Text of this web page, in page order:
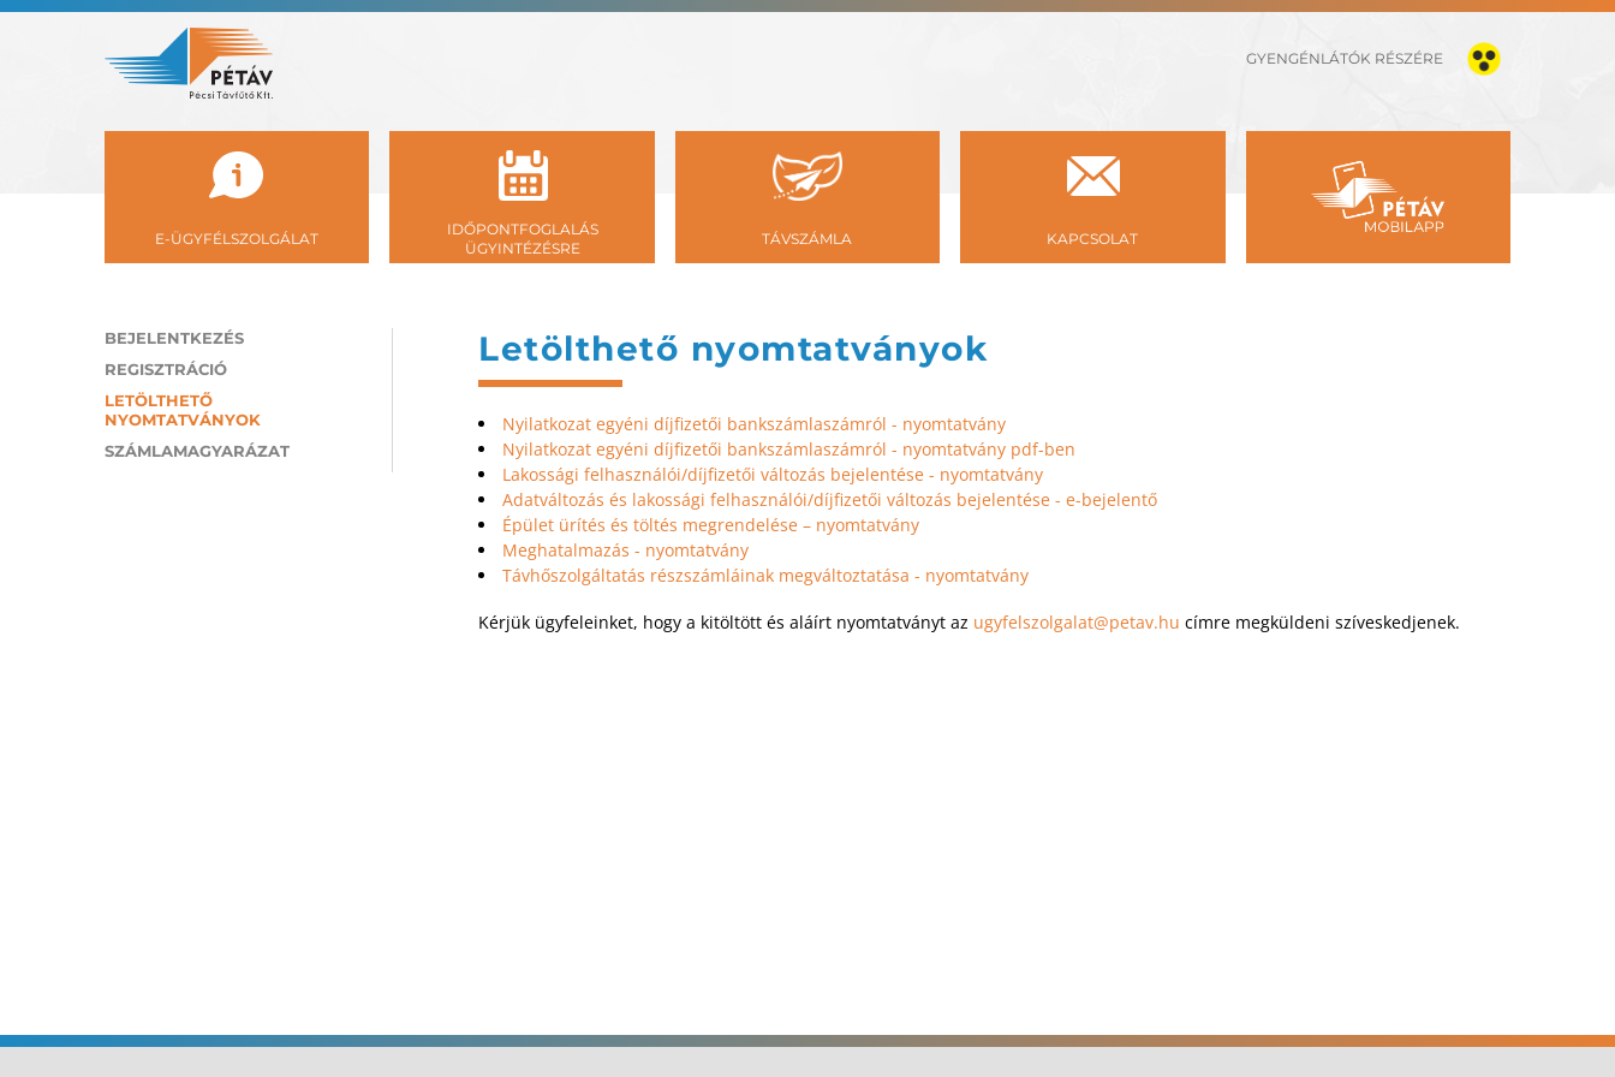
GYENGÉNLÁTÓK RÉSZÉRE
E-ÜGYFÉLSZOLGÁLAT
IDŐPONTFOGLALÁS
ÜGYINTÉZÉSRE
TÁVSZÁMLA KAPCSOLAT
BEJELENTKEZÉS
REGISZTRÁCIÓ
LETÖLTHETŐ
NYOMTATVÁNYOK
SZÁMLAMAGYARÁZAT
Letölthető nyomtatványok
Nyilatkozat egyéni díjfizetői bankszámlaszámról - nyomtatvány
Nyilatkozat egyéni díjfizetői bankszámlaszámról - nyomtatvány pdf-ben
Lakossági felhasználói/díjfizetői változás bejelentése - nyomtatvány
Adatváltozás és lakossági felhasználói/díjfizetői változás bejelentése - e-bejelentő
Épület ürítés és töltés megrendelése – nyomtatvány
Meghatalmazás - nyomtatvány
Távhőszolgáltatás részszámláinak megváltoztatása - nyomtatvány
Kérjük ügyfeleinket, hogy a kitöltött és aláírt nyomtatványt az ugyfelszolgalat@petav.hu címre megküldeni szíveskedjenek.